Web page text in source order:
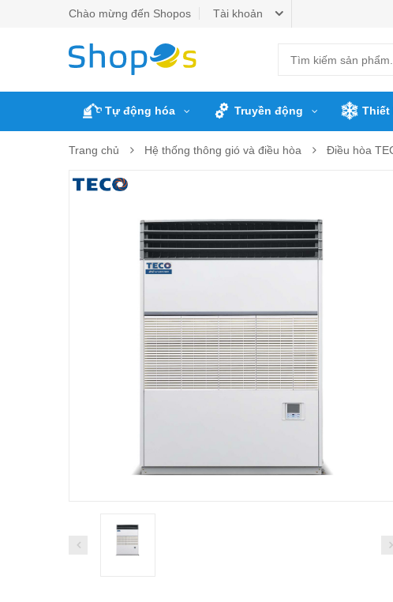
Chào mừng đến Shopos Tài khoản
Tự động hóa Truyền động Thiết
Trang chủ Hệ thống thông gió và điều hòa Điều hòa